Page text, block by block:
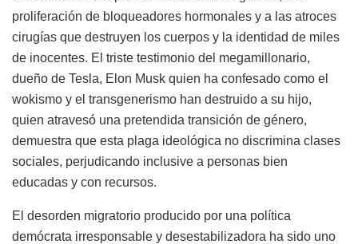
proliferación de bloqueadores hormonales y a las atroces
cirugías que destruyen los cuerpos y la identidad de miles
de inocentes. El triste testimonio del megamillonario,
dueño de Tesla, Elon Musk quien ha confesado como el
wokismo y el transgenerismo han destruido a su hijo,
quien atravesó una pretendida transición de género,
demuestra que esta plaga ideológica no discrimina clases
sociales, perjudicando inclusive a personas bien
educadas y con recursos.
El desorden migratorio producido por una política
demócrata irresponsable y desestabilizadora ha sido uno